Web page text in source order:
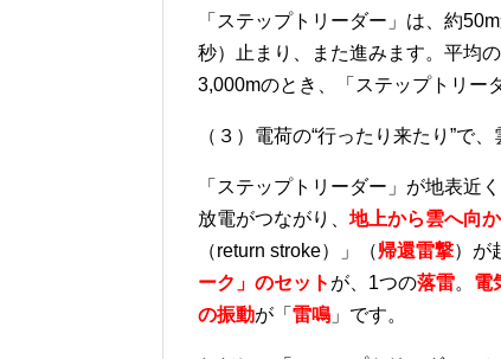
「ステップトリーダー」は、約50m
秒）止まり、また進みます。平均
3,000mのとき、「ステップトリー
（３）電荷の“行ったり来たり ”で、
「ステップトリーダー」が地表近
放電がつながり、 地上から雲へ向
（return stroke）」（帰還雷撃）が
ーク」のセット が、 1つの落雷。 電
の振動が「 雷鳴 」です。